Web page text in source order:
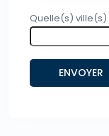
Quelle(s) ville(s)